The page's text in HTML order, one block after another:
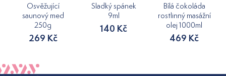
Osvěžující
saunový med
250g
269 Kč
Sladký spánek
9ml
140 Kč
Bílá čokoláda
rostlinný masážní
olej 1000ml
469 Kč